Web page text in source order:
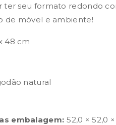
ter seu formato redondo
de móvel e ambiente!
48 cm
natural
embalagem: 52,0 × 52,0